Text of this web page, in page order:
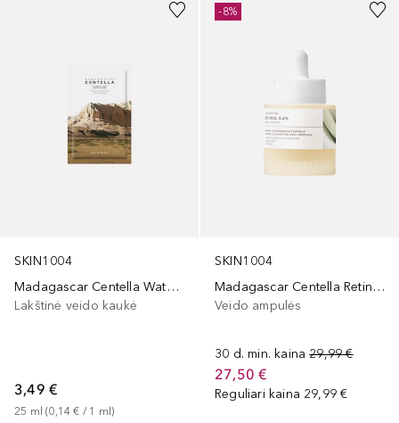
SKIN1004
Madagascar Centella Watergel Sheet Ampoule Mask
Lakštinė veido kaukė
3,49 €
25 ml (0,14 € / 1 ml)
SKIN1004
Madagascar Centella Retinol 0.2 Boosting Shot Ampoule
Veido ampulės
30 d. min. kaina 29,99 €
27,50 €
Reguliari kaina 29,99 €
-8%